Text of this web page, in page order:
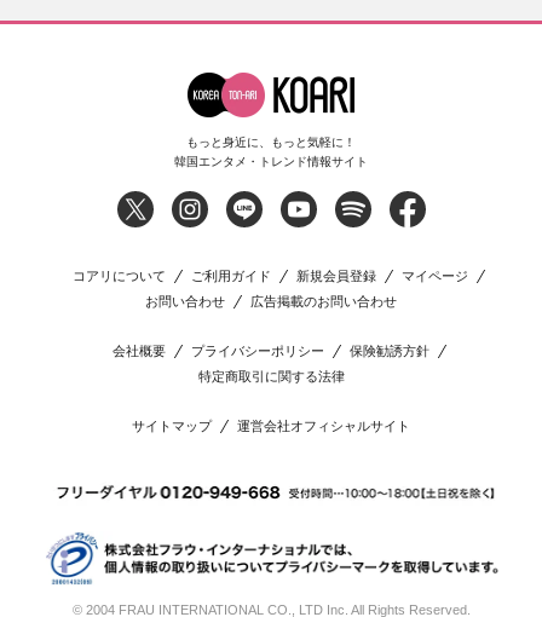
もっと身近に、もっと気軽に！
韓国エンタメ・トレンド情報サイト
コアリについて ご利用ガイド 新規会員登録
マイページ
お問い合わせ
広告掲載のお問い合わせ
会社概要 プライバシーポリシー
保険勧誘方針
特定商取引に関する法律
サイトマップ 運営会社オフィシャルサイト
© 2004 FRAU INTERNATIONAL CO., LTD Inc. All Rights Reserved.